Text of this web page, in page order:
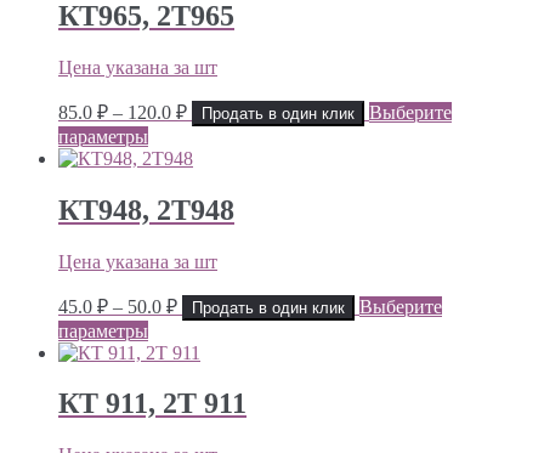
150.0 ₽
КТ965, 2Т965
Цена указана за шт
85.0 ₽ – 120.0 ₽Диапазон
цен:
85.0 ₽
120.0 ₽
Продать в один клик
Выберите
параметры
КТ948, 2Т948
Цена указана за шт
45.0 ₽ – 50.0 ₽Диапазон
цен:
45.0 ₽
50.0 ₽
Продать в один клик
Выберите
параметры
КТ 911, 2Т 911